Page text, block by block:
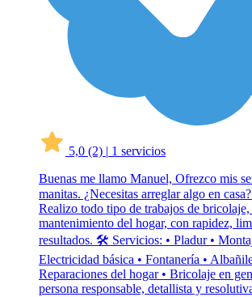
5,0 (2) | 1 servicios
Buenas me llamo Manuel, Ofrezco mis
manitas. ¿Necesitas arreglar algo en
Realizo todo tipo de trabajos de
mantenimiento del hogar, con rapidez,
resultados. 🛠 Servicios: • Pladur •
Electricidad básica • Fontanería •
Reparaciones del hogar • Bricolaje en
persona responsable, detallista y